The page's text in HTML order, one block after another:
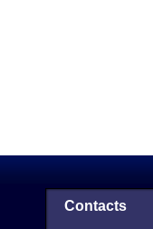
Contacts